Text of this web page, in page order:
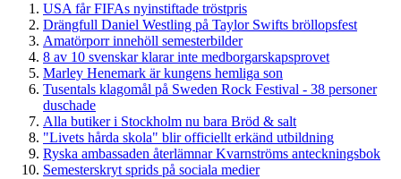
USA får FIFAs nyinstiftade tröstpris
Drängfull Daniel Westling på Taylor Swifts bröllopsfest
Amatörporr innehöll semesterbilder
8 av 10 svenskar klarar inte medborgarskapsprovet
Marley Henemark är kungens hemliga son
Tusentals klagomål på Sweden Rock Festival - 38 personer
duschade
Alla butiker i Stockholm nu bara Bröd & salt
"Livets hårda skola" blir officiellt erkänd utbildning
Ryska ambassaden återlämnar Kvarnströms anteckningsbok
Semesterskryt sprids på sociala medier